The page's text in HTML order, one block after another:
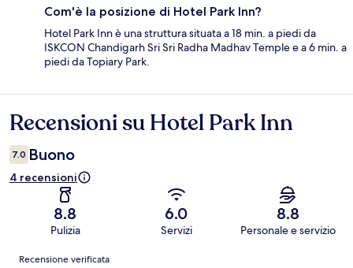
Com'è la posizione di Hotel Park Inn?
Hotel Park Inn è una struttura situata a 18 min. a piedi da
ISKCON Chandigarh Sri Sri Radha Madhav Temple e a 6 min. a
piedi da Topiary Park.
Recensioni
Recensioni su Hotel Park Inn
7.0 Buono
4 recensioni
8.8
Pulizia
6.0
Servizi
8.8
Personale e servizio
Recensioni
Recensione verificata